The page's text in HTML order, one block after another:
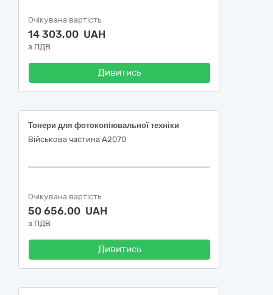
Очікувана вартість
14 303,00 UAH
з ПДВ
Дивитись
Тонери для фотокопіювальної техніки
Військова частина А2070
Очікувана вартість
50 656,00 UAH
з ПДВ
Дивитись